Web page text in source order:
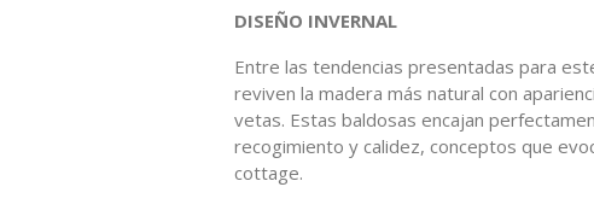
DISEÑO INVERNAL
Entre las tendencias presentadas para
reviven la madera más natural con
vetas. Estas baldosas encajan
recogimiento y calidez, conceptos que
cottage.